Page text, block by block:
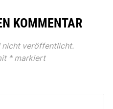
KOMMENTAR
nicht veröffentlicht.
*markiert